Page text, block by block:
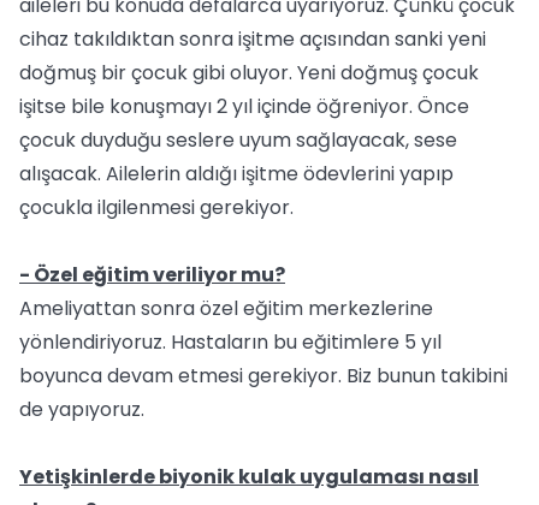
cihaz takıldıktan sonra işitme açısından sanki yeni
doğmuş bir çocuk gibi oluyor. Yeni doğmuş çocuk
işitse bile konuşmayı 2 yıl içinde öğreniyor. Önce
çocuk duyduğu seslere uyum sağlayacak, sese
alışacak. Ailelerin aldığı işitme ödevlerini yapıp
çocukla ilgilenmesi gerekiyor.
- Özel eğitim veriliyor mu?
Ameliyattan sonra özel eğitim merkezlerine
yönlendiriyoruz. Hastaların bu eğitimlere 5 yıl
boyunca devam etmesi gerekiyor. Biz bunun takibini
de yapıyoruz.
Yetişkinlerde biyonik kulak uygulaması nasıl